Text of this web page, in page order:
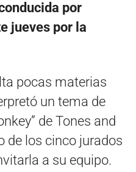
por
jueves por la
pocas materias
un tema de
de Tones and
de los cinco jurados
a su equipo.